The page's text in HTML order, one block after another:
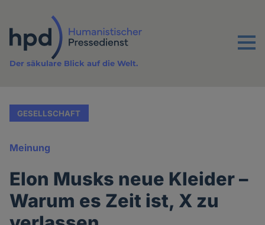
Inhalt
Menu
Der säkulare Blick auf die Welt.
GESELLSCHAFT
Meinung
Elon Musks neue Kleider –
Warum es Zeit ist, X zu